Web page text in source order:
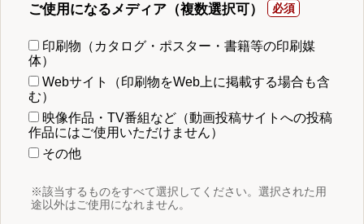
ご使用になるメディア（複数選択可）
印刷物（カタログ・ポスター・書籍等の印刷媒
体）
Webサイト（印刷物をWeb上に掲載する場合も含
む）
映像作品・TV番組など（動画投稿サイトへの投稿
作品にはご使用いただけません）
その他
※該当するものをすべて選択してください。選択された用
途以外はご使用になれません。